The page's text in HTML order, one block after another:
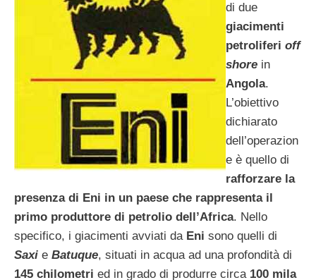
di due
giacimenti
petroliferi off
shore in
Angola.
L’obiettivo
dichiarato
dell’operazion
e è quello di
rafforzare la
presenza di Eni in un paese che rappresenta il
primo produttore di petrolio dell’Africa. Nello
specifico, i giacimenti avviati da Eni sono quelli di
Saxi e Batuque, situati in acqua ad una profondità di
145 chilometri ed in grado di produrre circa 100 mila